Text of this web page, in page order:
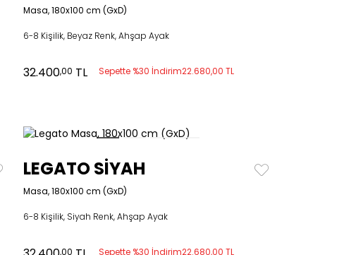
Masa, 180x100 cm (GxD)
6-8 Kişilik, Beyaz Renk, Ahşap Ayak
32.400,00 TL Sepette %30 İndirim22.680,00 TL
LEGATO SİYAH
Masa, 180x100 cm (GxD)
6-8 Kişilik, Siyah Renk, Ahşap Ayak
,00 Sepette %30 İndirim22.680,00 TL